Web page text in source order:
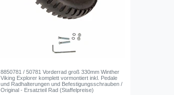
8850781 / 50781 Vorderrad groß 330mm Winther
Viking Explorer komplett vormontiert inkl. Pedale
und Radhalterungen und Befestigungsschrauben /
Original - Ersatzteil Rad (Staffelpreise)